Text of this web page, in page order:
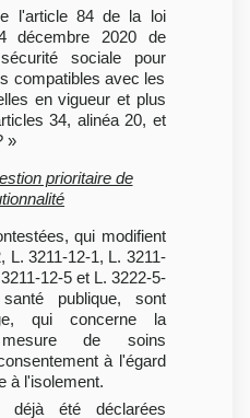
l'article 84 de la loi
décembre 2020 de
sociale pour
compatibles avec les
en vigueur et plus
34, alinéa 20, et
»
prioritaire de
qui modifient
L. 3211-12-1, L. 3211-
12-5 et L. 3222-5-
publique, sont
qui concerne la
de soins
à l'égard
à l'isolement.
été déclarées